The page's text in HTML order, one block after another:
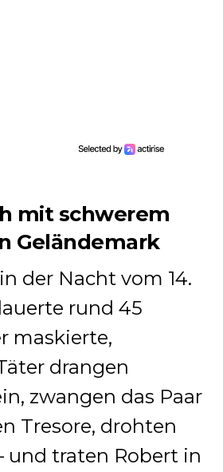
mit schwerem
Geländemark
der Nacht vom 14.
rund 45
maskierte,
drangen
zwangen das Paar
Tresore, drohten
und traten Robert in